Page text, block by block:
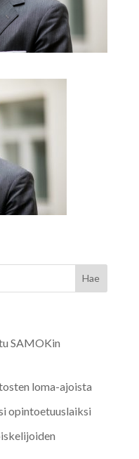
SAMOKin
loma-ajoista
opintoetuuslaiksi